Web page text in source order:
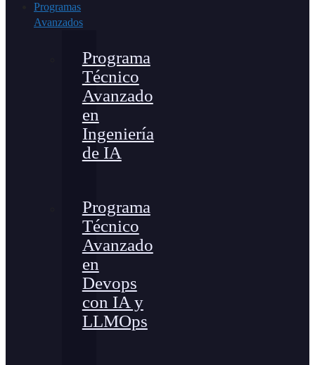
Programas
Avanzados
Programa
Técnico
Avanzado
en
Ingeniería
de IA
Programa
Técnico
Avanzado
en
Devops
con IA y
LLMOps